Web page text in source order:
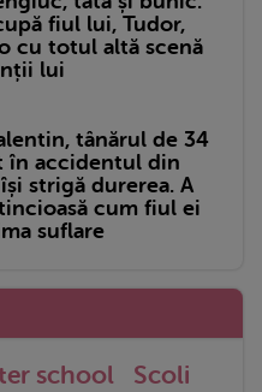
fiul lui, Tudor,
cu totul altă scenă
lui
tânărul de 34
în accidentul din
strigă durerea. A
cum fiul ei
suflare
school
Scoli